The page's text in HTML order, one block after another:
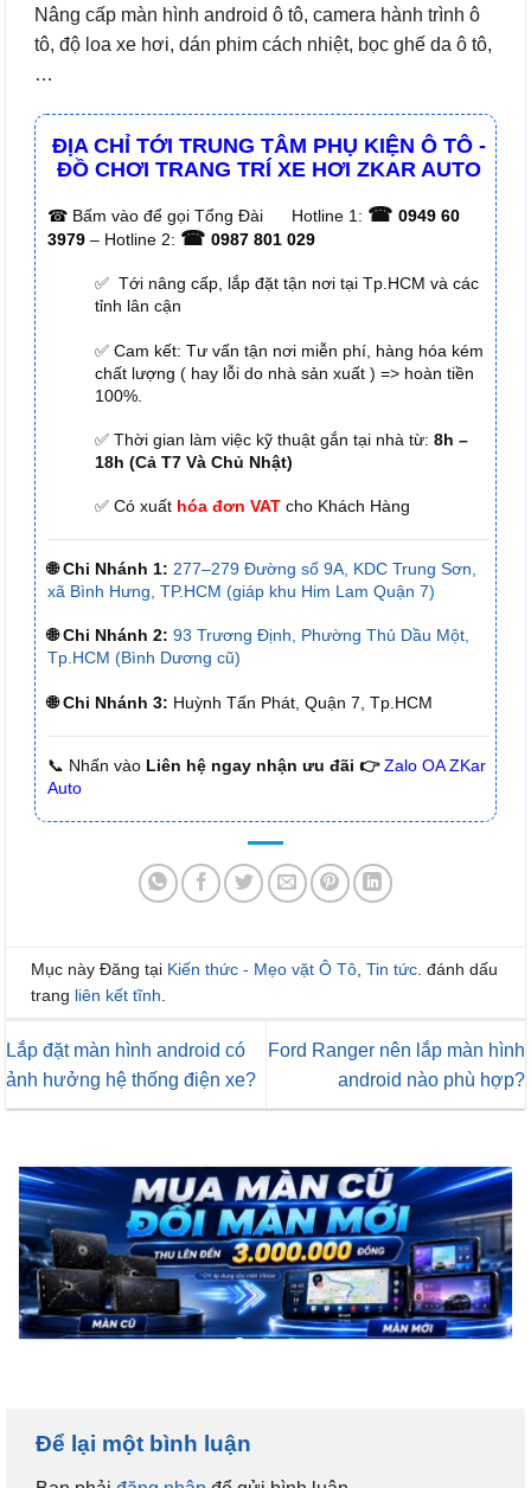
Nâng cấp màn hình android ô tô, camera hành trình ô
tô, độ loa xe hơi, dán phim cách nhiệt, bọc ghế da ô tô,
…
ĐỊA CHỈ TỚI TRUNG TÂM PHỤ KIỆN Ô TÔ -
ĐỒ CHƠI TRANG TRÍ XE HƠI ZKAR AUTO
☎ Bấm vào để gọi Tổng Đài Hotline 1: ☎ 0949 60
3979 – Hotline 2: ☎ 0987 801 029
✅ Tới nâng cấp, lắp đặt tận nơi tại Tp.HCM và các
tỉnh lân cận
✅ Cam kết: Tư vấn tận nơi miễn phí, hàng hóa kém
chất lượng ( hay lỗi do nhà sản xuất ) => hoàn tiền
100%.
✅ Thời gian làm việc kỹ thuật gắn tại nhà từ: 8h –
18h (Cả T7 Và Chủ Nhật)
✅ Có xuất hóa đơn VAT cho Khách Hàng
🌐 Chi Nhánh 1: 277–279 Đường số 9A, KDC Trung Sơn,
xã Bình Hưng, TP.HCM (giáp khu Him Lam Quận 7)
🌐 Chi Nhánh 2: 93 Trương Định, Phường Thủ Dầu Một,
Tp.HCM (Bình Dương cũ)
🌐 Chi Nhánh 3: Huỳnh Tấn Phát, Quận 7, Tp.HCM
📞 Nhấn vào Liên hệ ngay nhận ưu đãi 👉 Zalo OA ZKar
Auto
Mục này Đăng tại Kiến thức - Mẹo vặt Ô Tô Tin tức . đánh dấu
trang liên kết tĩnh
Lắp đặt màn hình android có
ảnh hưởng hệ thống điện xe?
Ford Ranger nên lắp màn hình
android nào phù hợp?
Để lại một bình luận